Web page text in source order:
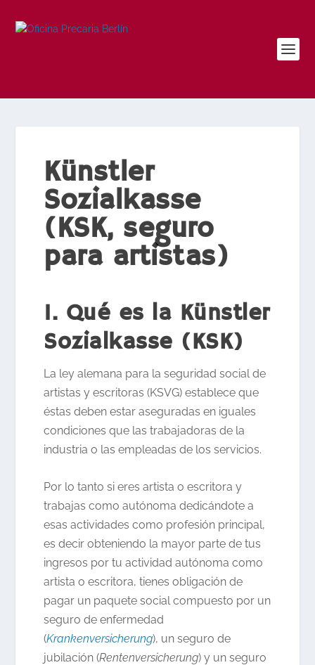
Künstler
Sozialkasse
(KSK, seguro
para artistas)
1. Qué es la Künstler
Sozialkasse (KSK)
La ley alemana para la seguridad social de
artistas y escritoras (KSVG) establece que
éstas deben estar aseguradas en iguales
condiciones que las trabajadoras de la
industria o las empleadas de los servicios.
Por lo tanto si eres artista o escritora y
trabajas como autónoma dedicándote a
esas actividades como profesión principal,
es decir obteniendo la mayor parte de tus
ingresos por tu actividad autónoma como
artista o escritora, tienes obligación de
pagar un paquete social compuesto por un
seguro de enfermedad
(Krankenversicherung), un seguro de
jubilación (Rentenversicherung) y un seguro